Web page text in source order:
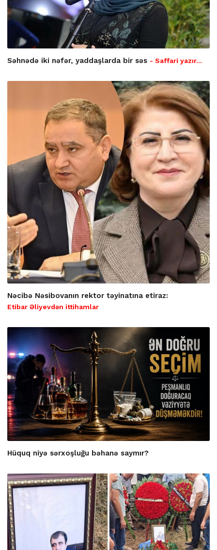
Səhnədə iki nəfər, yaddaşlarda bir səs - Saffari yazır…
Nəcibə Nəsibovanın rektor təyinatına etiraz:
Etibar Əliyevdən ittihamlar
Hüquq niyə sərxoşluğu bəhanə saymır?